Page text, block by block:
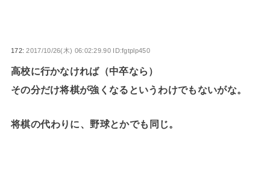
172:2017/10/26(木) 06:02:29.90 ID:fgtplp450
高校に行かなければ（中卒なら）
その分だけ将棋が強くなるというわけでもないがな。
将棋の代わりに、野球とかでも同じ。